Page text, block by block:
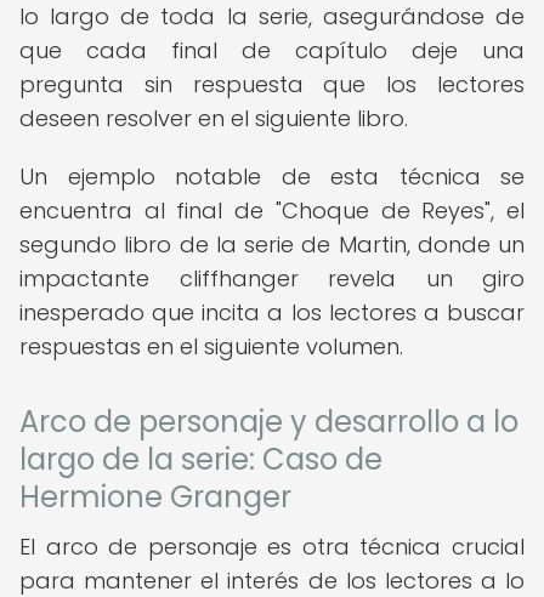
lo largo de toda la serie, asegurándose de
que cada final de capítulo deje una
pregunta sin respuesta que los lectores
deseen resolver en el siguiente libro.
Un ejemplo notable de esta técnica se
encuentra al final de "Choque de Reyes", el
segundo libro de la serie de Martin, donde un
impactante cliffhanger revela un giro
inesperado que incita a los lectores a buscar
respuestas en el siguiente volumen.
Arco de personaje y desarrollo a lo
largo de la serie: Caso de
Hermione Granger
El arco de personaje es otra técnica crucial
para mantener el interés de los lectores a lo